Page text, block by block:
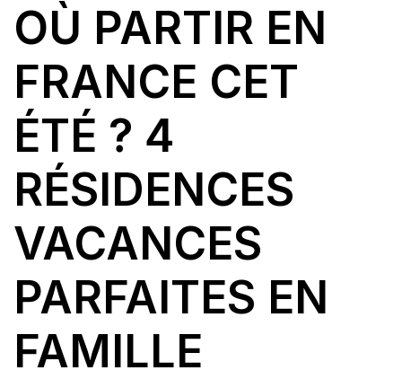
OÙ PARTIR EN
FRANCE CET
ÉTÉ ? 4
RÉSIDENCES
VACANCES
PARFAITES EN
FAMILLE